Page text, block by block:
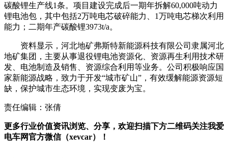
碳酸锂生产线1条。项目建设完成后一期年拆解60,000吨动力
锂电池包，其中包括2万吨电芯破碎能力、1万吨电芯梯次利用
能力；二期年产碳酸锂3973t/a。
资料显示，河北地矿弗斯特新能源科技有限公司隶属河北
地矿集团，主要从事退役锂电池资源化、资源再生利用技术研
发、电池制造及销售、资源综合利用等业务。公司积极响应国
家新能源战略，致力于开发“城市矿山”，有效缓解能源资源短
缺，保护城市生态环境，实现变废为宝。
责任编辑：张倩
更多行业价值资讯浏览、分享，欢迎扫描下方二维码关注我爱
电车网官方微信（xevcar）！